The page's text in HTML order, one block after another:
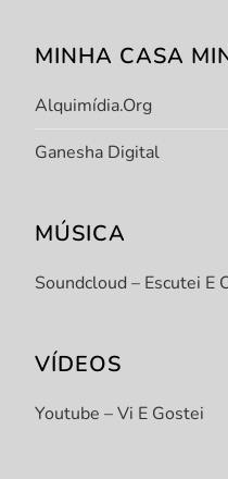
MINHA CASA
Alquimídia.org
Ganesha Digital
MÚSICA
Soundcloud – Escutei E
VÍDEOS
Youtube – Vi E Gostei